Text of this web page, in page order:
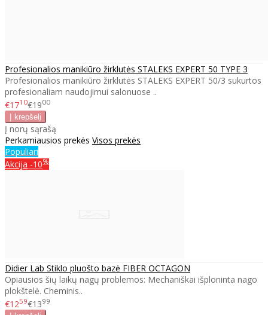
Profesionalios manikiūro žirklutės STALEKS EXPERT 50 TYPE 3
Profesionalios manikiūro žirklutės STALEKS EXPERT 50/3 sukurtos
profesionaliam naudojimui salonuose ..
€1710€1900
Į norų sąrašą
Perkamiausios prekės Visos prekės
Populiari
Akcija -10%
Didier Lab Stiklo pluošto bazė FIBER OCTAGON
Opiausios šių laikų nagų problemos: Mechaniškai išploninta nago
plokštelė. Cheminis..
€1259€1399